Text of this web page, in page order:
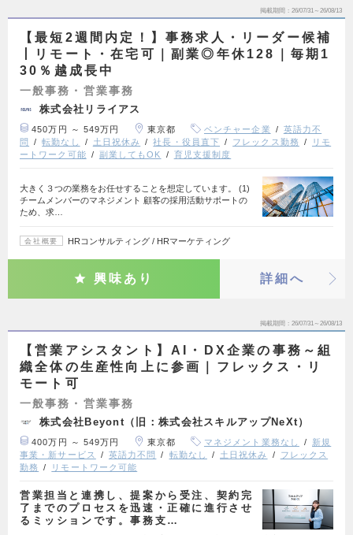
掲載期間 26/07/31～26/08/13
【最短2週間内定！】事務求人・リーダー候補
丨リモート・在宅可｜副業◎年休128｜毎期1
30％越成長中
一般事務・営業事務
株式会社リライアス
450万円 ～ 549万円 東京都 ベンチャー企業
英語力不
問
転勤なし 土日祝休み 社長・役員直下 フレックス勤務
リモ
ートワーク可能
副業してもOK 育児支援制度
大きく３つの業務をお任せすることを想定しています。 (1)
チームメンバーのマネジメント 顧客の採用活動サポートの
ため、求…
会社概要 HRコンサルティング / HRマーケティング
興味あり 詳細へ
掲載期間 26/07/31～26/08/13
【営業アシスタント】AI・DX企業の事務～組
織全体の生産性向上に参画｜フレックス・リ
モート可
一般事務・営業事務
株式会社Beyont（旧：株式会社スキルアップNeXt）
400万円 ～ 549万円 東京都 マネジメント業務なし
新規
事業・新サービス
英語力不問 転勤なし 土日祝休み
フレックス
勤務
リモートワーク可能
営業担当と連携し、提案から受注、契約完
了までのプロセスを迅速・正確に進行させ
るミッションです。事務支…